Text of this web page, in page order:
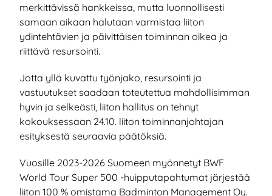
merkittävissä hankkeissa, mutta luonnollisesti
samaan aikaan halutaan varmistaa liiton
ydintehtävien ja päivittäisen toiminnan oikea ja
riittävä resursointi.
Jotta yllä kuvattu työnjako, resursointi ja
vastuutukset saadaan toteutettua mahdollisimman
hyvin ja selkeästi, liiton hallitus on tehnyt
kokouksessaan 24.10. liiton toiminnanjohtajan
esityksestä seuraavia päätöksiä.
Vuosille 2023-2026 Suomeen myönnetyt BWF
World Tour Super 500 -huipputapahtumat järjestää
liiton 100 % omistama Badminton Management Oy.